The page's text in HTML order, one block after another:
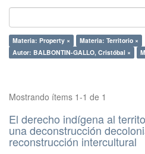
Materia: Property ×
Materia: Territorio ×
Autor: BALBONTIN-GALLO, Cristóbal ×
Mostrando ítems 1-1 de 1
El derecho indígena al
una deconstrucción
reconstrucción intercultural